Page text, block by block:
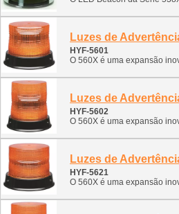
HYF-5601
O 560X é uma expansão inovadora. Está disponível como uma variante rotativa ou piscante.
HYF-5602
O 560X é uma expansão inovadora. Está disponível como uma variante rotativa ou piscante.
HYF-5621
O 560X é uma expansão inovadora. Está disponível como uma variante rotativa ou piscante.